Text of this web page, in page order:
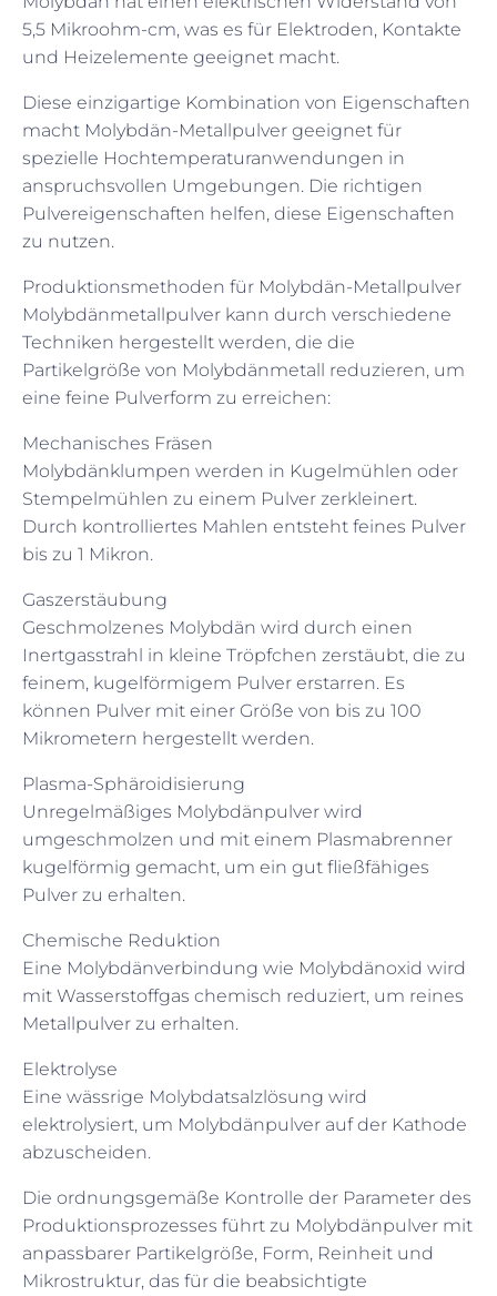
5,5 Mikroohm-cm, was es für Elektroden, Kontakte
und Heizelemente geeignet macht.
Diese einzigartige Kombination von Eigenschaften
macht Molybdän-Metallpulver geeignet für
spezielle Hochtemperaturanwendungen in
anspruchsvollen Umgebungen. Die richtigen
Pulvereigenschaften helfen, diese Eigenschaften
zu nutzen.
Produktionsmethoden für Molybdän-Metallpulver
Molybdänmetallpulver kann durch verschiedene
Techniken hergestellt werden, die die
Partikelgröße von Molybdänmetall reduzieren, um
eine feine Pulverform zu erreichen:
Mechanisches Fräsen
Molybdänklumpen werden in Kugelmühlen oder
Stempelmühlen zu einem Pulver zerkleinert.
Durch kontrolliertes Mahlen entsteht feines Pulver
bis zu 1 Mikron.
Gaszerstäubung
Geschmolzenes Molybdän wird durch einen
Inertgasstrahl in kleine Tröpfchen zerstäubt, die zu
feinem, kugelförmigem Pulver erstarren. Es
können Pulver mit einer Größe von bis zu 100
Mikrometern hergestellt werden.
Plasma-Sphäroidisierung
Unregelmäßiges Molybdänpulver wird
umgeschmolzen und mit einem Plasmabrenner
kugelförmig gemacht, um ein gut fließfähiges
Pulver zu erhalten.
Chemische Reduktion
Eine Molybdänverbindung wie Molybdänoxid wird
mit Wasserstoffgas chemisch reduziert, um reines
Metallpulver zu erhalten.
Elektrolyse
Eine wässrige Molybdatsalzlösung wird
elektrolysiert, um Molybdänpulver auf der Kathode
abzuscheiden.
Die ordnungsgemäße Kontrolle der Parameter des
Produktionsprozesses führt zu Molybdänpulver mit
anpassbarer Partikelgröße, Form, Reinheit und
Mikrostruktur, das für die beabsichtigte